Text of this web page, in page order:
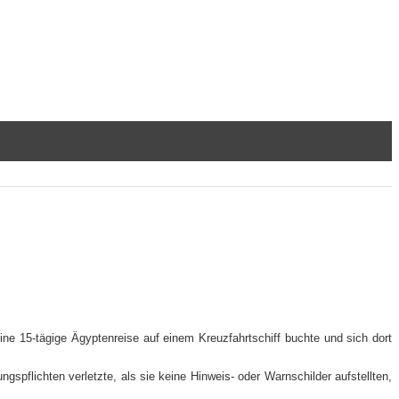
15-​tägige Ägyptenreise auf einem Kreuzfahrtschiff buchte und sich dort
verletzte, als sie keine Hinweis- oder Warnschilder aufstellten,